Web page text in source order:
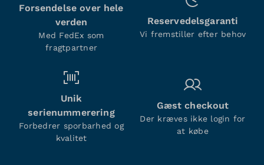
Forsendelse over hele
verden
Med FedEx som
fragtpartner
Reservedelsgaranti
Vi fremstiller efter behov
Unik
serienummerering
Forbedrer sporbarhed og
kvalitet
Gæst checkout
Der kræves ikke login for
at købe